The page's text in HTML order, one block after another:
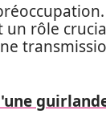
rôle